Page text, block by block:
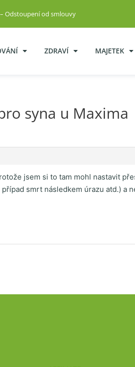
Odstoupení od smlouvy
ZDRAVÍ MAJETEK
syna u Maxima
jsem si to tam mohl nastavit
smrt následkem úrazu atd.) a